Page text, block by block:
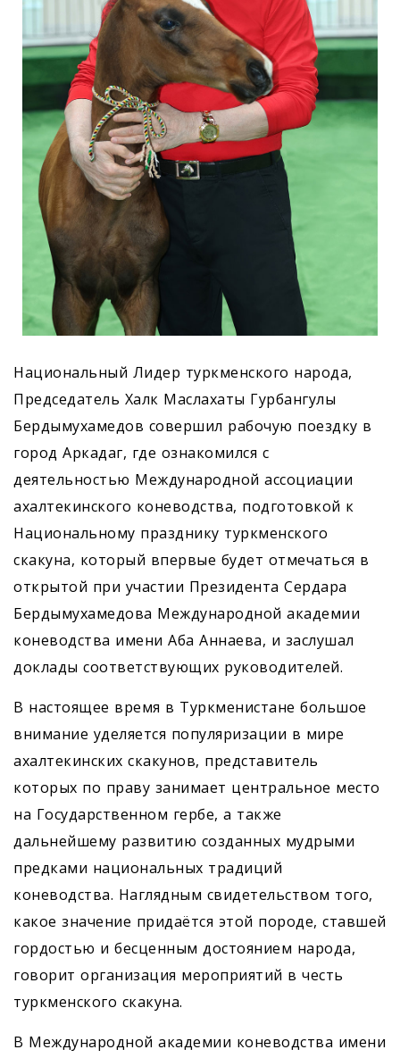
Национальный Лидер туркменского народа,
Председатель Халк Маслахаты Гурбангулы
Бердымухамедов совершил рабочую поездку в
город Аркадаг, где ознакомился с
деятельностью Международной ассоциации
ахалтекинского коневодства, подготовкой к
Национальному празднику туркменского
скакуна, который впервые будет отмечаться в
открытой при участии Президента Сердара
Бердымухамедова Международной академии
коневодства имени Аба ­Аннаева, и заслушал
доклады соответствующих руководителей.
В настоящее время в Туркменистане большое
внимание уделяется популяризации в мире
ахалтекинских скакунов, представитель
которых по праву занимает центральное место
на Государственном гербе, а также
дальнейшему развитию созданных мудрыми
предками национальных традиций
коневодства. Наглядным свидетельством того,
какое значение придаётся этой породе, ставшей
гордостью и бесценным достоянием народа,
говорит организация мероприятий в честь
туркменского скакуна.
В Международной академии коневодства имени